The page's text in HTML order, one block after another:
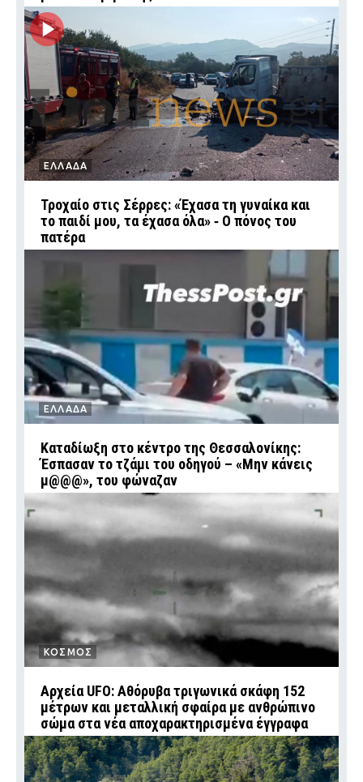
ΕΛΛΑΔΑ
Τροχαίο στις Σέρρες: «Έχασα τη γυναίκα και
το παιδί μου, τα έχασα όλα» ‑ Ο πόνος του
πατέρα
ΕΛΛΑΔΑ
Καταδίωξη στο κέντρο της Θεσσαλονίκης:
Έσπασαν το τζάμι του οδηγού – «Μην κάνεις
μ@@@», του φώναζαν
ΚΟΣΜΟΣ
Αρχεία UFO: Αθόρυβα τριγωνικά σκάφη 152
μέτρων και μεταλλική σφαίρα με ανθρώπινο
σώμα στα νέα αποχαρακτηρισμένα έγγραφα